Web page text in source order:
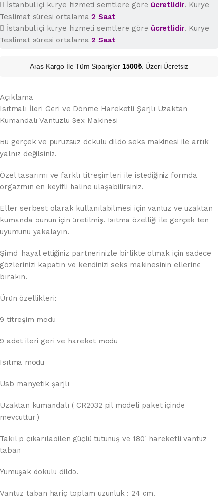
İstanbul içi kurye hizmeti semtlere göre ücretlidir. Kurye
Teslimat süresi ortalama 2 Saat
İstanbul içi kurye hizmeti semtlere göre ücretlidir. Kurye
Teslimat süresi ortalama 2 Saat
Aras Kargo İle Tüm Siparişler 1500₺. Üzeri Ücretsiz
Açıklama
Isıtmalı İleri Geri ve Dönme Hareketli Şarjlı Uzaktan
Kumandalı Vantuzlu Sex Makinesi
Bu gerçek ve pürüzsüz dokulu dildo seks makinesi ile artık
yalnız değilsiniz.
Özel tasarımı ve farklı titreşimleri ile istediğiniz formda
orgazmın en keyifli haline ulaşabilirsiniz.
Eller serbest olarak kullanılabilmesi için vantuz ve uzaktan
kumanda bunun için üretilmiş. Isıtma özelliği ile gerçek ten
uyumunu yakalayın.
Şimdi hayal ettiğiniz partnerinizle birlikte olmak için sadece
gözlerinizi kapatın ve kendinizi seks makinesinin ellerine
bırakın.
Ürün özellikleri;
9 titreşim modu
9 adet ileri geri ve hareket modu
Isıtma modu
Usb manyetik şarjlı
Uzaktan kumandalı ( CR2032 pil modeli paket içinde
mevcuttur.)
Takılıp çıkarılabilen güçlü tutunuş ve 180′ hareketli vantuz
taban
Yumuşak dokulu dildo.
Vantuz taban hariç toplam uzunluk : 24 cm.